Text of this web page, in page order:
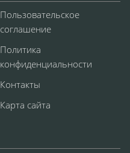
Пользовательское
соглашение
Политика
конфиденциальности
Контакты
Карта сайта